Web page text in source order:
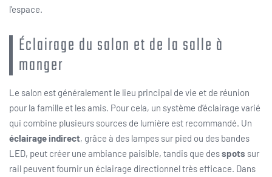
l’espace.
Éclairage du salon et de la salle à
manger
Le salon est généralement le lieu principal de vie et de réunion
pour la famille et les amis. Pour cela, un système d’éclairage varié
qui combine plusieurs sources de lumière est recommandé. Un
éclairage indirect, grâce à des lampes sur pied ou des bandes
LED, peut créer une ambiance paisible, tandis que desspots sur
rail peuvent fournir un éclairage directionnel très efficace. Dans